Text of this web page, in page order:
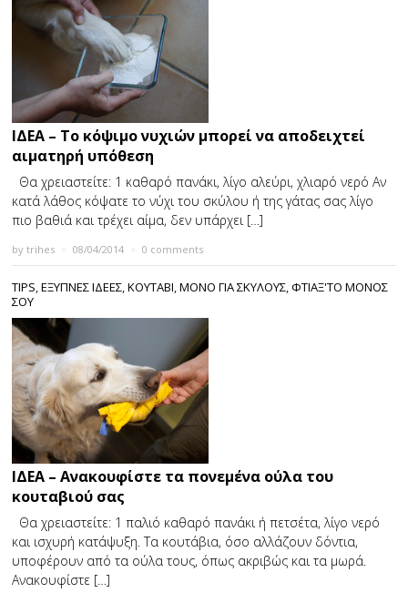
ΙΔΕΑ – Το κόψιμο νυχιών μπορεί να αποδειχτεί
αιματηρή υπόθεση
Θα χρειαστείτε: 1 καθαρό πανάκι, λίγο αλεύρι, χλιαρό νερό Αν
κατά λάθος κόψατε το νύχι του σκύλου ή της γάτας σας λίγο
πιο βαθιά και τρέχει αίμα, δεν υπάρχει […]
bytrihes 08/04/2014 0 comments
TIPS,ΕΞΥΠΝΕΣ ΙΔΕΕΣ,ΚΟΥΤΑΒΙ,ΜΟΝΟ ΓΙΑ ΣΚΥΛΟΥΣ,ΦΤΙΑΞ'ΤΟ ΜΟΝΟΣ
ΣΟΥ
ΙΔΕΑ – Ανακουφίστε τα πονεμένα ούλα του
κουταβιού σας
Θα χρειαστείτε: 1 παλιό καθαρό πανάκι ή πετσέτα, λίγο νερό
και ισχυρή κατάψυξη. Τα κουτάβια, όσο αλλάζουν δόντια,
υποφέρουν από τα ούλα τους, όπως ακριβώς και τα μωρά.
Ανακουφίστε […]